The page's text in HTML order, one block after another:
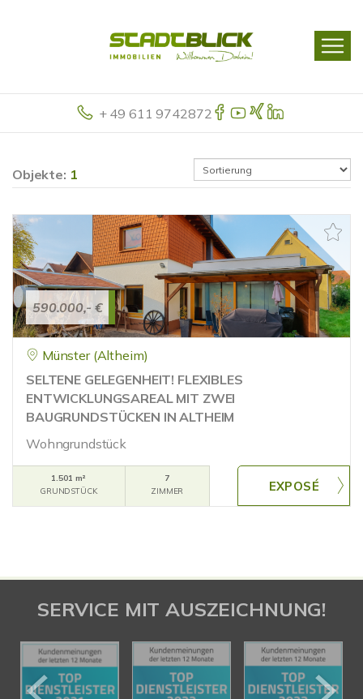
+ 49 611 9742872
Objekte: 1
590.000,- €
Münster (Altheim)
SELTENE GELEGENHEIT! FLEXIBLES
ENTWICKLUNGSAREAL MIT ZWEI
BAUGRUNDSTÜCKEN IN ALTHEIM
Wohngrundstück
1.501 m²
GRUNDSTÜCK
7
ZIMMER
SERVICE MIT AUSZEICHNUNG!